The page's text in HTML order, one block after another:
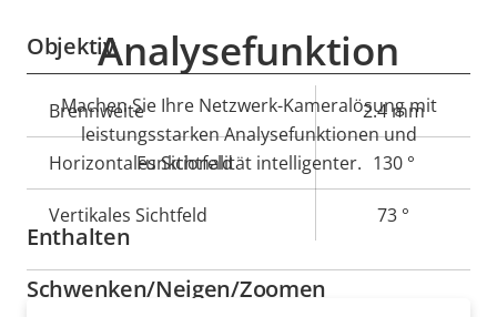
Objektiv
Eigentumsbeschreibung Eigentumswert
Brennweite 2.4 mm
Horizontales Sichtfeld 130 °
Vertikales Sichtfeld 73 °
Schwenken/Neigen/Zoomen
Analysefunktion
Machen Sie Ihre Netzwerk-Kameralösung mit
leistungsstarken Analysefunktionen und
Funktionalität intelligenter.
Enthalten